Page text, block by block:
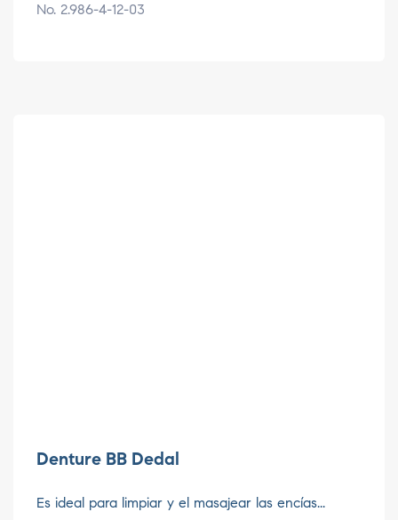
No. 2.986-4-12-03
Denture BB Dedal
Es ideal para limpiar y el masajear las encías...